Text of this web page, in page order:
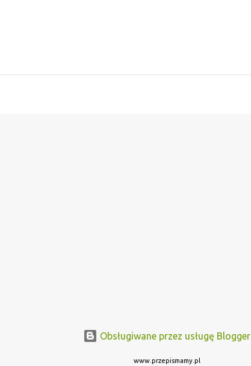
Obsługiwane przez usługę Blogger
www.przepismamy.pl